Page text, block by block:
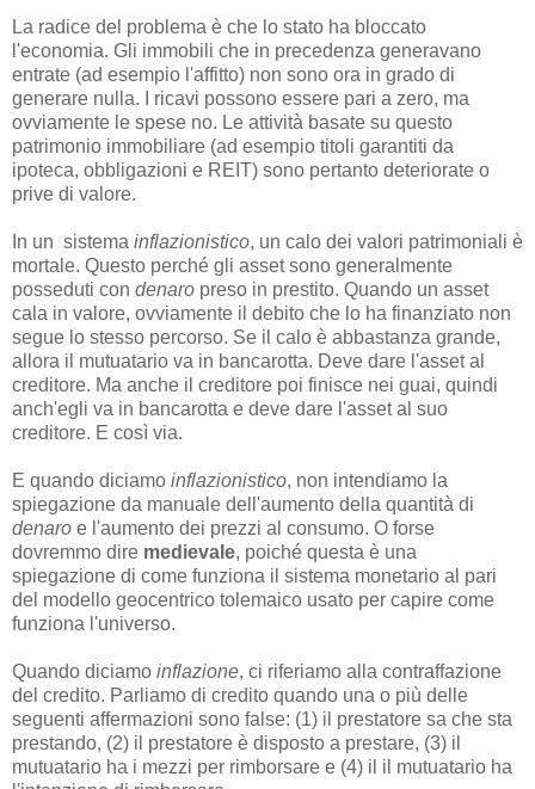
La radice del problema è che lo stato ha bloccato
l'economia. Gli immobili che in precedenza generavano
entrate (ad esempio l'affitto) non sono ora in grado di
generare nulla. I ricavi possono essere pari a zero, ma
ovviamente le spese no. Le attività basate su questo
patrimonio immobiliare (ad esempio titoli garantiti da
ipoteca, obbligazioni e REIT) sono pertanto deteriorate o
prive di valore.
In un sistema inflazionistico, un calo dei valori patrimoniali è
mortale. Questo perché gli asset sono generalmente
posseduti con denaro preso in prestito. Quando un asset
cala in valore, ovviamente il debito che lo ha finanziato non
segue lo stesso percorso. Se il calo è abbastanza grande,
allora il mutuatario va in bancarotta. Deve dare l'asset al
creditore. Ma anche il creditore poi finisce nei guai, quindi
anch'egli va in bancarotta e deve dare l'asset al suo
creditore. E così via.
E quando diciamo inflazionistico, non intendiamo la
spiegazione da manuale dell'aumento della quantità di
denaro e l'aumento dei prezzi al consumo. O forse
dovremmo dire medievale, poiché questa è una
spiegazione di come funziona il sistema monetario al pari
del modello geocentrico tolemaico usato per capire come
funziona l'universo.
Quando diciamo inflazione, ci riferiamo alla contraffazione
del credito. Parliamo di credito quando una o più delle
seguenti affermazioni sono false: (1) il prestatore sa che sta
prestando, (2) il prestatore è disposto a prestare, (3) il
mutuatario ha i mezzi per rimborsare e (4) il il mutuatario ha